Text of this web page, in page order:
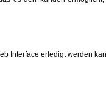
Interface erledigt werden